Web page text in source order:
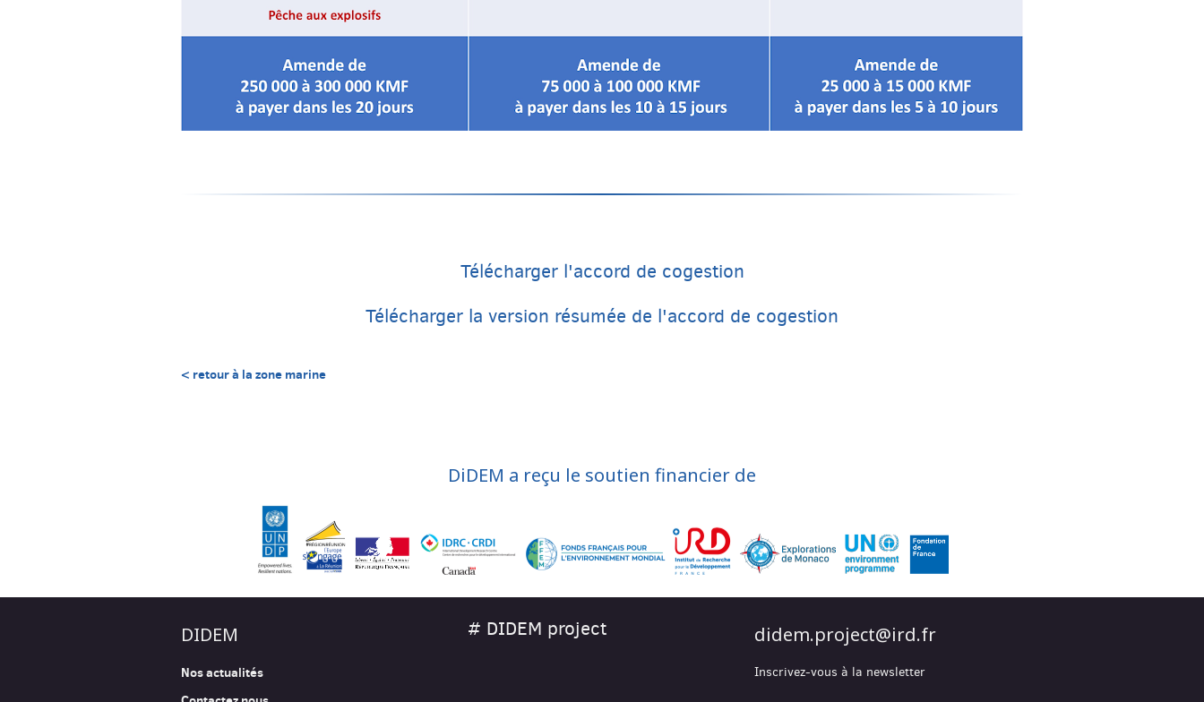
Télécharger l'accord de cogestion
Télécharger la version résumée de l'accord de cogestion
< retour à la zone marine
DiDEM a reçu le soutien financier de
DIDEM
Nos actualités
# DIDEM project didem.project@ird.fr
Inscrivez-vous à la newsletter